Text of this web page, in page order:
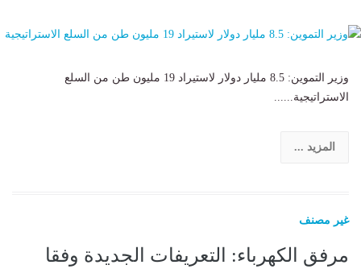
وزير التموين: 8.5 مليار دولار لاستيراد 19 مليون طن من السلع
الاستراتيجية......
المزيد ...
غير مصنف
مرفق الكهرباء: التعريفات الجديدة وفقا